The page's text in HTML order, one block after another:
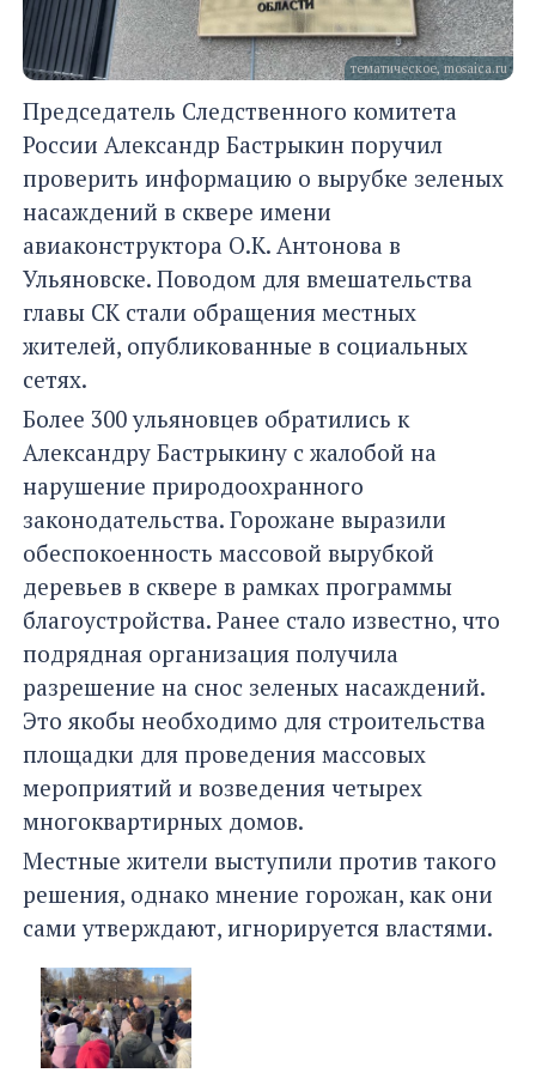
тематическое, mosaica.ru
Председатель Следственного комитета
России Александр Бастрыкин поручил
проверить информацию о вырубке зеленых
насаждений в сквере имени
авиаконструктора О.К. Антонова в
Ульяновске. Поводом для вмешательства
главы СК стали обращения местных
жителей, опубликованные в социальных
сетях.
Более 300 ульяновцев обратились к
Александру Бастрыкину с жалобой на
нарушение природоохранного
законодательства. Горожане выразили
обеспокоенность массовой вырубкой
деревьев в сквере в рамках программы
благоустройства. Ранее стало известно, что
подрядная организация получила
разрешение на снос зеленых насаждений.
Это якобы необходимо для строительства
площадки для проведения массовых
мероприятий и возведения четырех
многоквартирных домов.
Местные жители выступили против такого
решения, однако мнение горожан, как они
сами утверждают, игнорируется властями.